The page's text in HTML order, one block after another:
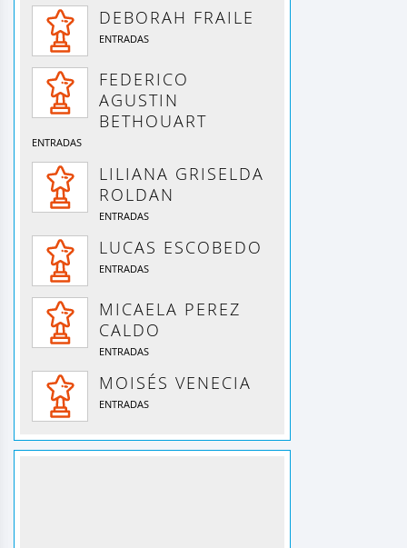
DEBORAH FRAILE
ENTRADAS
FEDERICO
AGUSTIN
BETHOUART
ENTRADAS
LILIANA GRISELDA
ROLDAN
ENTRADAS
LUCAS ESCOBEDO
ENTRADAS
MICAELA PEREZ
CALDO
ENTRADAS
MOISÉS VENECIA
ENTRADAS